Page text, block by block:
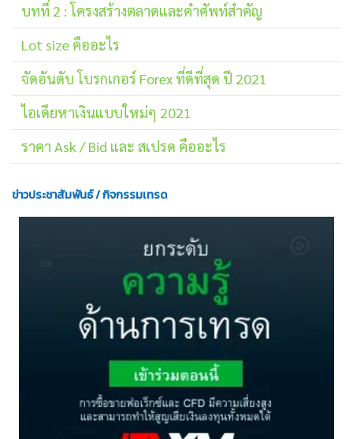
บทที่ 2 : โครงสร้างตลาดและคำศัพท์สำคัญ
Lot size คืออะไร
จัดอันดับ โบรกเกอร์ Forex ที่ดีที่สุด ปี 2021
ไอเดียหาเงินแบบใหม่ๆ 2021
ราคา Ask / Bid และ สเปรด คืออะไร
ข่าวประชาสัมพันธ์ / กิจกรรมเทรด